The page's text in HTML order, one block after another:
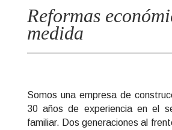
Reformas
medida
Somos una empresa de
30 años de experiencia en el
familiar. Dos generaciones al